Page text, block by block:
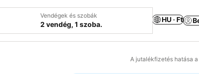
Vendégek és szobák
2 vendég, 1 szoba.
HU · Ft
A jutalékfizetés hatása